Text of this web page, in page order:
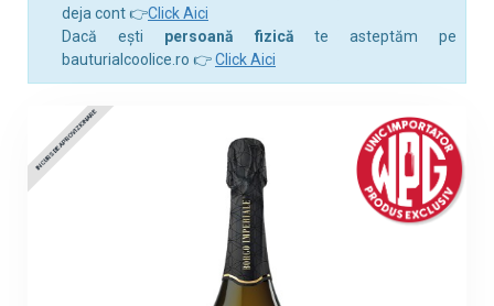
deja cont 👉Click Aici
Dacă ești persoană fizică te asteptăm pe
bauturialcoolice.ro 👉Click Aici
IN CURS DE APROVIZIONARE